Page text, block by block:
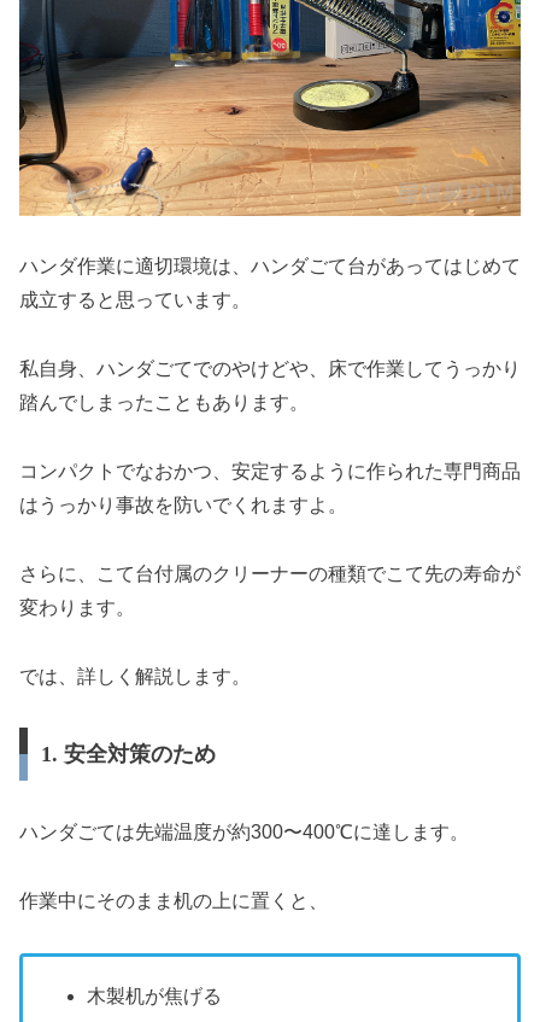
ハンダ作業に適切環境は、ハンダごて台があってはじめて
成立すると思っています。
私自身、ハンダごてでのやけどや、床で作業してうっかり
踏んでしまったこともあります。
コンパクトでなおかつ、安定するように作られた専門商品
はうっかり事故を防いでくれますよ。
さらに、こて台付属のクリーナーの種類でこて先の寿命が
変わります。
では、詳しく解説します。
1. 安全対策のため
ハンダごては先端温度が約300〜400℃に達します。
作業中にそのまま机の上に置くと、
木製机が焦げる